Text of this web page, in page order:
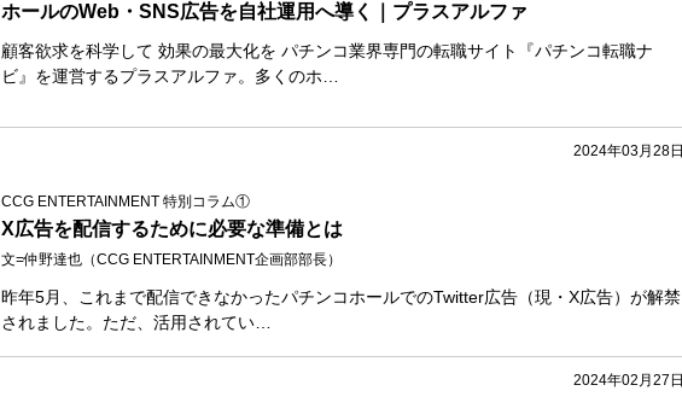
ホールのWeb・SNS広告を自社運用へ導く｜プラスアルファ
顧客欲求を科学して 効果の最大化を パチンコ業界専門の転職サイト『パチンコ転職ナ
ビ』を運営するプラスアルファ。多くのホ…
2024年03月28日
CCG ENTERTAINMENT 特別コラム①
X広告を配信するために必要な準備とは
文=仲野達也（CCG ENTERTAINMENT企画部部長）
昨年5月、これまで配信できなかったパチンコホールでのTwitter広告（現・X広告）が解禁
されました。ただ、活用されてい…
2024年02月27日